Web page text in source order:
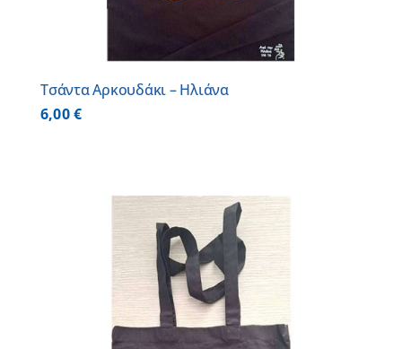
Τσάντα Αρκουδάκι – Ηλιάνα
6,00€